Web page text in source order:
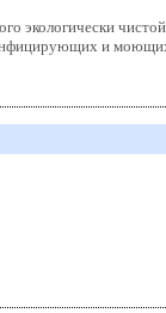
экологически
и